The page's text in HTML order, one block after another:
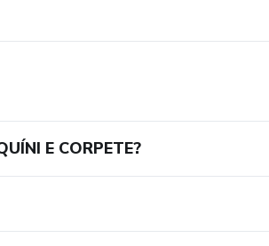
E CORPETE?